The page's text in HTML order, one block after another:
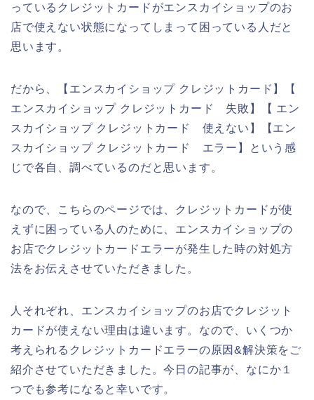
っているクレジットカードがエンスカイショップのお
店で使えない状態になってしまって困っている人だと
思います。
だから、【エンスカイショップ クレジットカード】【
エンスカイショップ クレジットカード 失敗】【 エン
スカイショップ クレジットカード 使えない】【エン
スカイショップ クレジットカード エラー】という感
じで各自、調べているのだと思います。
なので、こちらのページでは、クレジットカードが使
えずに困っている人のために、エンスカイショップの
お店でクレジットカードエラーが発生した時の対処方
法をお伝えさせていただきました。
人それぞれ、エンスカイショップのお店でクレジット
カードが使えない理由は違います。なので、いくつか
考えられるクレジットカードエラーの原因&解決策をご
紹介させていただきました。今日の記事が、なにか１
つでも参考になると幸いです。